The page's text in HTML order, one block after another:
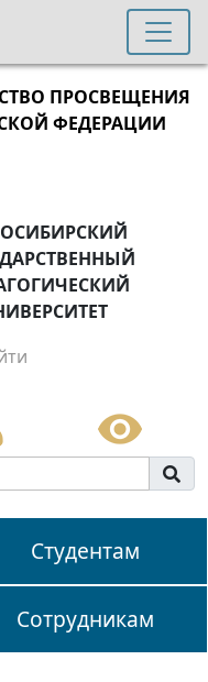
ПРОСВЕЩЕНИЯ
ФЕДЕРАЦИИ
Студентам
Сотрудникам